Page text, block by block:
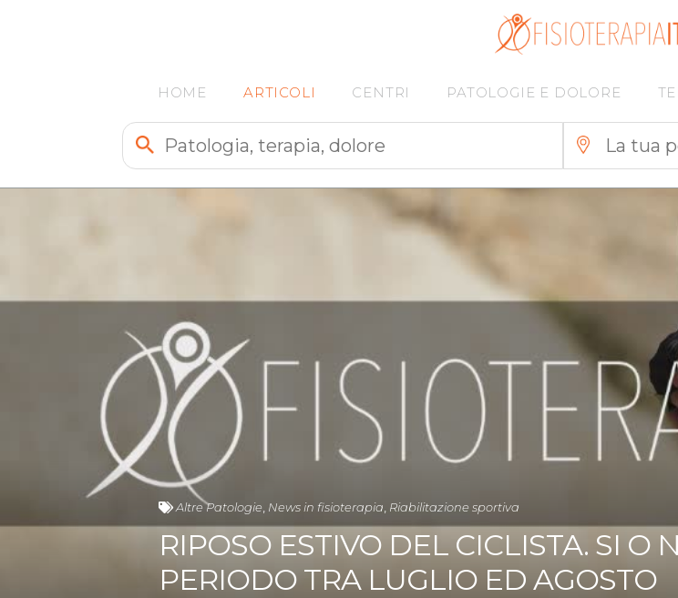
HOME ARTICOLI CENTRI PATOLOGIE E DOLORE
Altre Patologie News in fisioterapia Riabilitazione sportiva
RIPOSO ESTIVO DEL CICLISTA. SI O
PERIODO TRA LUGLIO ED AGOSTO